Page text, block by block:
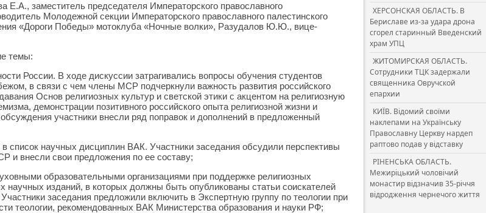
Е.А., заместитель председателя Императорского православного
Молодежной секции Императорского православного палестинского
«Дороги Победы» мотоклуба «Ночные волки», Разудалов Ю.Ю., вице-
темы:
России. В ходе дискуссии затрагивались вопросы обучения студентов
в связи с чем члены МСР подчеркнули важность развития российского
Основ религиозных культур и светской этики с акцентом на религиозную
демонстрации позитивного российского опыта религиозной жизни и
участники внесли ряд поправок и дополнений в предложенный
список научных дисциплин ВАК. Участники заседания обсудили перспективы
и внесли свои предложения по ее составу;
образовательными организациями при поддержке религиозных
научных изданий, в которых должны быть опубликованы статьи соискателей
заседания предложили включить в Экспертную группу по теологии при
теологии, рекомендованных ВАК Министерства образования и науки РФ;
ХЕРСОНСКАЯ ОБЛАСТЬ. В
Бериславе из-за удара дрона
сгорел старинный Введенский
храм УПЦ
ЖИТОМИРСКАЯ ОБЛАСТЬ.
Сотрудники ТЦК задержали
священника Овручской
епархии
КИЇВ. Відомий своїми
наклепами на Українську
Православну Церкву нардеп
раптово подав у відставку
РІНЕНСЬКА ОБЛАСТЬ.
Межиріцький чоловічий
монастир відзначив 35-річчя
відродження чернечого життя